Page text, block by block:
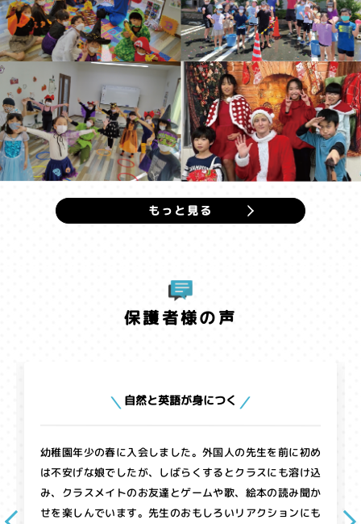
もっと見る
保護者様の声
自然と英語が身につく
幼稚園年少の春に入会しました。外国人の先生を前に初め
は不安げな娘でしたが、しばらくするとクラスにも溶け込
み、クラスメイトのお友達とゲームや歌、絵本の読み聞か
せを楽しんでいます。先生のおもしろいリアクションにも